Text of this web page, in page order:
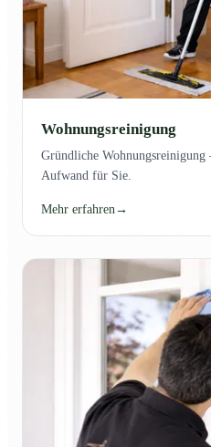
Wohnungsreinigung
Gründliche Wohnungsreinigung
Aufwand für Sie.
Mehr erfahren →